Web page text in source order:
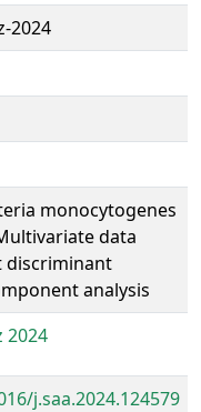
2024
monocytogenes
data
discriminant
analysis
2024
j.saa.2024.124579